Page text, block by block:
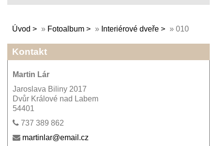
Úvod » Fotoalbum » Interiérové dveře » 010
Kontakt
Martin Lár
Jaroslava Biliny 2017
Dvůr Králové nad Labem
54401
737 389 862
martinlar@email.cz